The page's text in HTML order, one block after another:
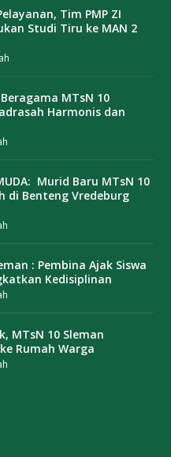
Tim PMP ZI
Studi Tiru ke MAN 2
MTsN 10
Harmonis dan
Murid Baru MTsN 10
di Benteng Vredeburg
: Pembina Ajak Siswa
Kedisiplinan
MTsN 10 Sleman
Rumah Warga